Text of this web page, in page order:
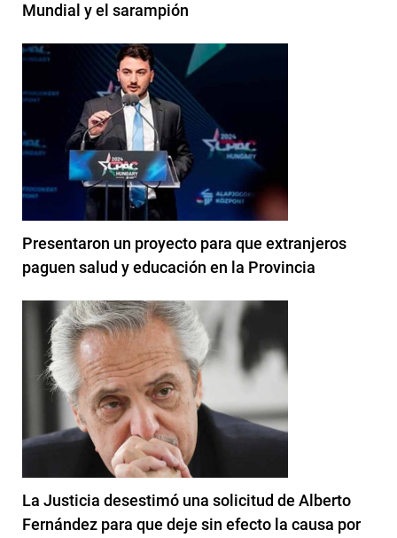
Mundial y el sarampión
Presentaron un proyecto para que extranjeros
paguen salud y educación en la Provincia
La Justicia desestimó una solicitud de Alberto
Fernández para que deje sin efecto la causa por